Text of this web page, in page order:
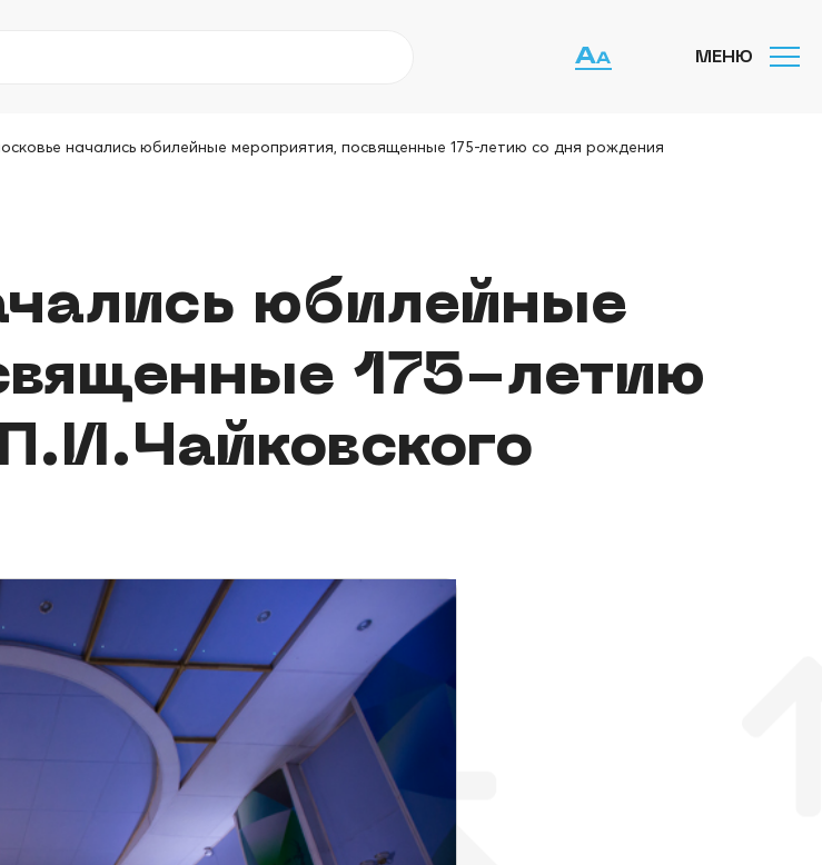
МЕНЮ
начались юбилейные мероприятия, посвященные 175-летию со дня рождения
юбилейные
175-летию